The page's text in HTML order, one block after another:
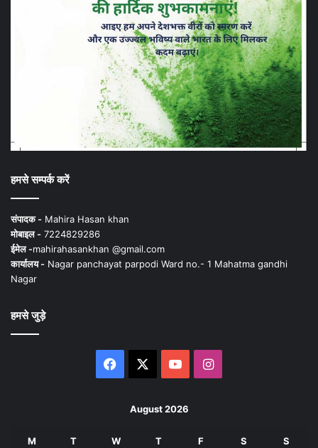
हमसे सम्पर्क करें
संपादक - Mahira Hasan khan
मोबाइल - 7224829286
ईमेल -mahirahasankhan @gmail.com
कार्यालय - Nagar panchayat parpodi Ward no.- 1 Mahatma gandhi
Nagar
हमसे जुड़े
Facebook YouTubeInstagram
August 2026
M T W T F S S